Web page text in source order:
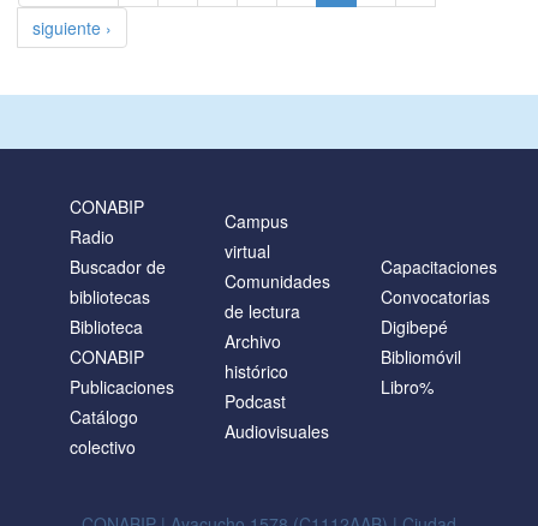
siguiente ›
CONABIP
Radio
Buscador de
bibliotecas
Biblioteca
CONABIP
Publicaciones
Catálogo
colectivo
Campus
virtual
Comunidades
de lectura
Archivo
histórico
Podcast
Audiovisuales
Capacitaciones
Convocatorias
Digibepé
Bibliomóvil
Libro%